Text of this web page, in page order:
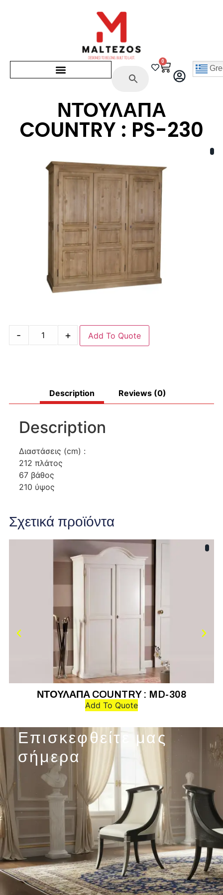
0
ΝΤΟΥΛΑΠΑ
COUNTRY : PS-230
- + Add To Quote
Description Reviews (0)
Description
Διαστάσεις (cm) :
212 πλάτος
67 βάθος
210 ύψος
Σχετικά προϊόντα
ΝΤΟΥΛΑΠΑ COUNTRY : MD-308
Add To Quote
Επισκεφθείτε μας
σήμερα